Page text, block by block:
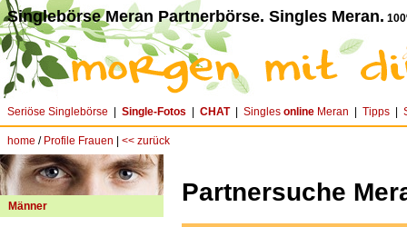
Singlebörse Meran Partnerbörse. Singles Meran.
Seriöse Singlebörse Single-Fotos CHAT| Singles online Meran Tipps
home / Profile Frauen << zurück
Männer Partnersuche